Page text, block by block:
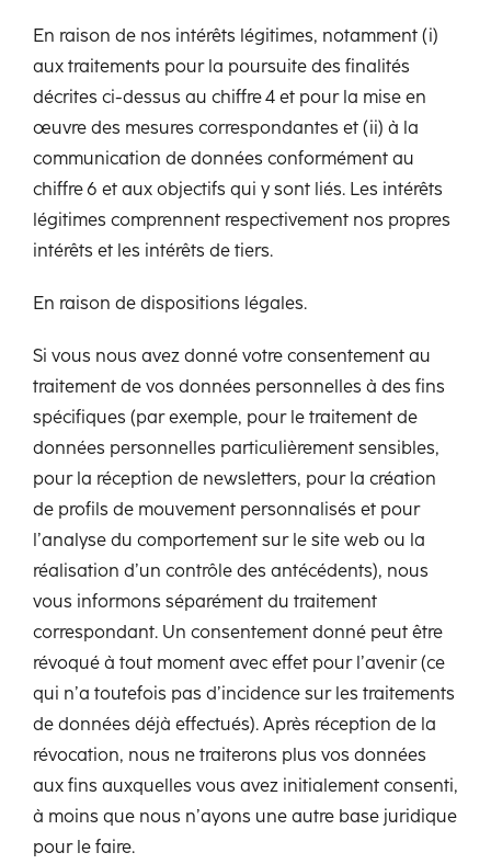
En raison de nos intérêts légitimes, notamment (i)
aux traitements pour la poursuite des finalités
décrites ci-dessus au chiffre 4 et pour la mise en
œuvre des mesures correspondantes et (ii) à la
communication de données conformément au
chiffre 6 et aux objectifs qui y sont liés. Les intérêts
légitimes comprennent respectivement nos propres
intérêts et les intérêts de tiers.
En raison de dispositions légales.
Si vous nous avez donné votre consentement au
traitement de vos données personnelles à des fins
spécifiques (par exemple, pour le traitement de
données personnelles particulièrement sensibles,
pour la réception de newsletters, pour la création
de profils de mouvement personnalisés et pour
l’analyse du comportement sur le site web ou la
réalisation d’un contrôle des antécédents), nous
vous informons séparément du traitement
correspondant. Un consentement donné peut être
révoqué à tout moment avec effet pour l’avenir (ce
qui n’a toutefois pas d’incidence sur les traitements
de données déjà effectués). Après réception de la
révocation, nous ne traiterons plus vos données
aux fins auxquelles vous avez initialement consenti,
à moins que nous n’ayons une autre base juridique
pour le faire.